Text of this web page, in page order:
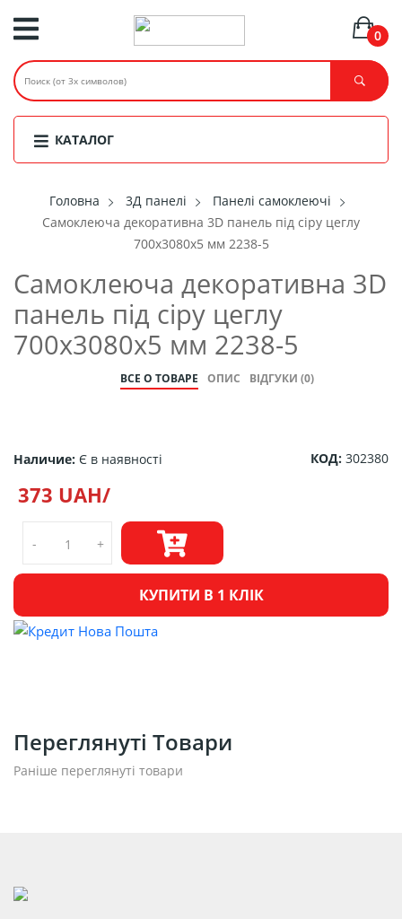
0
КАТАЛОГ
Головнa 3Д панелі
Панелі самоклеючі
Самоклеюча декоративна 3D панель під сіру цеглу
700x3080x5 мм 2238-5
Самоклеюча декоративна 3D
панель під сіру цеглу
700x3080x5 мм 2238-5
ВСЕ О ТОВАРЕ ОПИС ВІДГУКИ (0)
Наличие: Є в наявності КОД: 302380
373 UAH/
- +
КУПИТИ В 1 КЛІК
Переглянуті Товари
Раніше переглянуті товари